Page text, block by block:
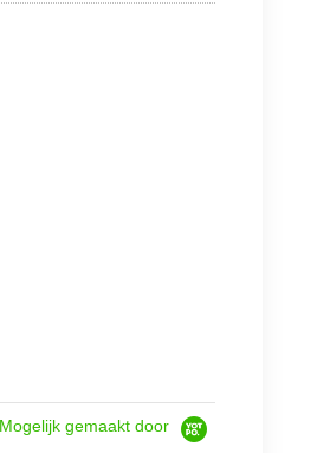
Mogelijk gemaakt door